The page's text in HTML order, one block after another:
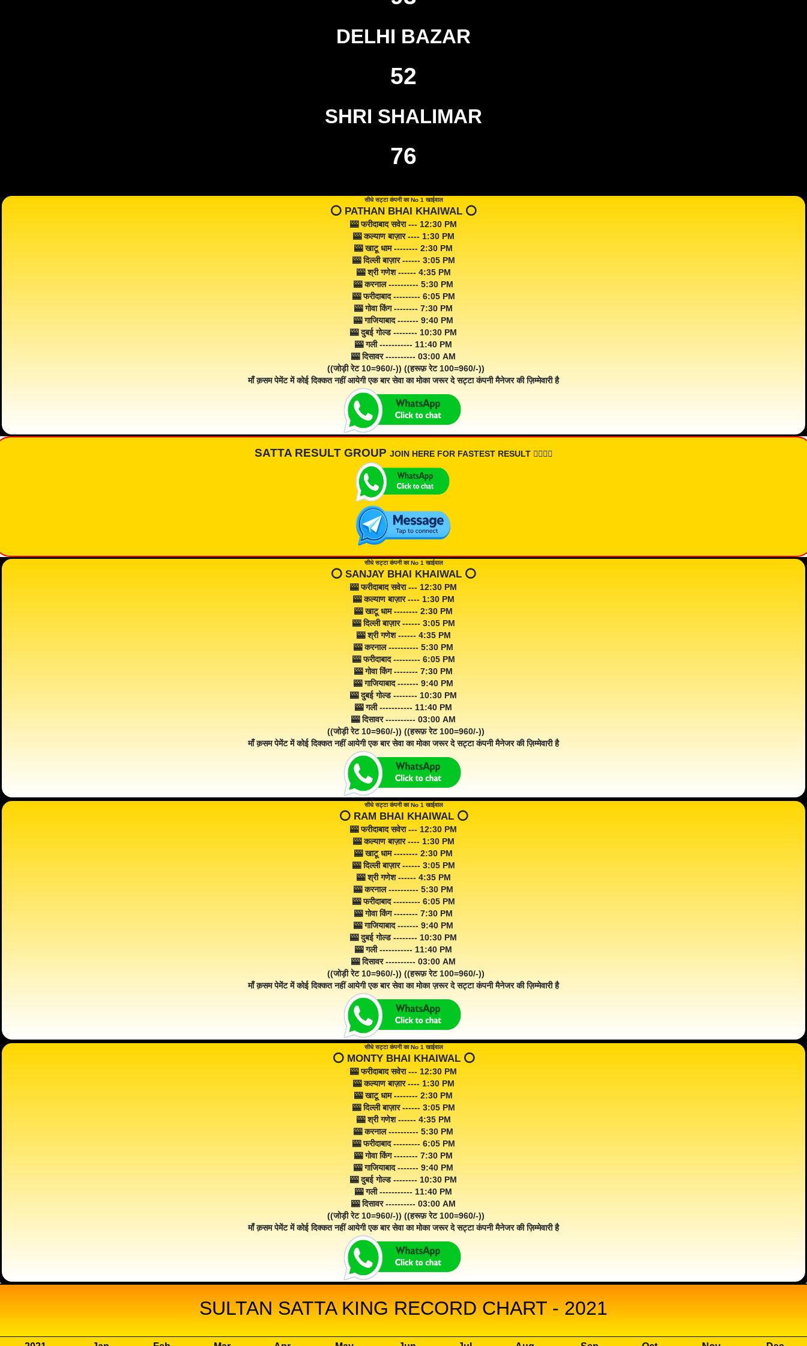
DELHI BAZAR
52
SHRI SHALIMAR
76
सीधे सट्टा कंपनी का No 1 खाईवाल
⭕️ PATHAN BHAI KHAIWAL ⭕️
🎰 फरीदाबाद सवेरा --- 12:30 PM
🎰 कल्याण बाज़ार ---- 1:30 PM
🎰 खाटू धाम -------- 2:30 PM
🎰 दिल्ली बाज़ार ------ 3:05 PM
🎰 श्री गणेश ------ 4:35 PM
🎰 करनाल ---------- 5:30 PM
🎰 फरीदाबाद --------- 6:05 PM
🎰 गोवा किंग -------- 7:30 PM
🎰 गाजियाबाद ------- 9:40 PM
🎰 दुबई गोल्ड -------- 10:30 PM
🎰 गली ----------- 11:40 PM
🎰 दिसावर ---------- 03:00 AM
((जोड़ी रेट 10=960/-)) ((हरूफ़ रेट 100=960/-))
माँ क़सम पेमेंट में कोई दिक्कत नहीं आयेगी एक बार सेवा का मोका जरूर दे सट्टा कंपनी मैनेजर की ज़िम्मेवारी है
SATTA RESULT GROUP JOIN HERE FOR FASTEST RESULT 👇🏾👇🏾
सीधे सट्टा कंपनी का No 1 खाईवाल
⭕️ SANJAY BHAI KHAIWAL ⭕️
🎰 फरीदाबाद सवेरा --- 12:30 PM
🎰 कल्याण बाज़ार ---- 1:30 PM
🎰 खाटू धाम -------- 2:30 PM
🎰 दिल्ली बाज़ार ------ 3:05 PM
🎰 श्री गणेश ------ 4:35 PM
🎰 करनाल ---------- 5:30 PM
🎰 फरीदाबाद --------- 6:05 PM
🎰 गोवा किंग -------- 7:30 PM
🎰 गाजियाबाद ------- 9:40 PM
🎰 दुबई गोल्ड -------- 10:30 PM
🎰 गली ----------- 11:40 PM
🎰 दिसावर ---------- 03:00 AM
((जोड़ी रेट 10=960/-)) ((हरूफ़ रेट 100=960/-))
माँ क़सम पेमेंट में कोई दिक्कत नहीं आयेगी एक बार सेवा का मोका जरूर दे सट्टा कंपनी मैनेजर की ज़िम्मेवारी है
सीधे सट्टा कंपनी का No 1 खाईवाल
⭕️ RAM BHAI KHAIWAL ⭕️
🎰 फरीदाबाद सवेरा --- 12:30 PM
🎰 कल्याण बाज़ार ---- 1:30 PM
🎰 खाटू धाम -------- 2:30 PM
🎰 दिल्ली बाज़ार ------ 3:05 PM
🎰 श्री गणेश ------ 4:35 PM
🎰 करनाल ---------- 5:30 PM
🎰 फरीदाबाद --------- 6:05 PM
🎰 गोवा किंग -------- 7:30 PM
🎰 गाजियाबाद ------- 9:40 PM
🎰 दुबई गोल्ड -------- 10:30 PM
🎰 गली ----------- 11:40 PM
🎰 दिसावर ---------- 03:00 AM
((जोड़ी रेट 10=960/-)) ((हरूफ़ रेट 100=960/-))
माँ क़सम पेमेंट में कोई दिक्कत नहीं आयेगी एक बार सेवा का मोका ज़रूर दे सट्टा कंपनी मैनेजर की ज़िम्मेवारी है
सीधे सट्टा कंपनी का No 1 खाईवाल
⭕️ MONTY BHAI KHAIWAL ⭕️
🎰 फरीदाबाद सवेरा --- 12:30 PM
🎰 कल्याण बाज़ार ---- 1:30 PM
🎰 खाटू धाम -------- 2:30 PM
🎰 दिल्ली बाज़ार ------ 3:05 PM
🎰 श्री गणेश ------ 4:35 PM
🎰 करनाल ---------- 5:30 PM
🎰 फरीदाबाद --------- 6:05 PM
🎰 गोवा किंग -------- 7:30 PM
🎰 गाजियाबाद ------- 9:40 PM
🎰 दुबई गोल्ड -------- 10:30 PM
🎰 गली ----------- 11:40 PM
🎰 दिसावर ---------- 03:00 AM
((जोड़ी रेट 10=960/-)) ((हरूफ़ रेट 100=960/-))
माँ क़सम पेमेंट में कोई दिक्कत नहीं आयेगी एक बार सेवा का मोका जरूर दे सट्टा कंपनी मैनेजर की ज़िम्मेवारी है
SULTAN SATTA KING RECORD CHART - 2021